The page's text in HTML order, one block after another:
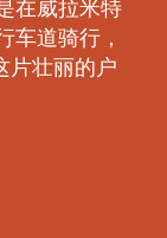
在威拉米特
车道骑行，
片壮丽的户